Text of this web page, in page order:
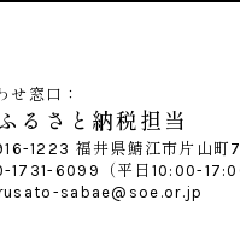
せ窓口：
るさと納税担当
1223 福井県鯖江市片山町
1731-6099（平日10:00-
sabae@soe.or.jp